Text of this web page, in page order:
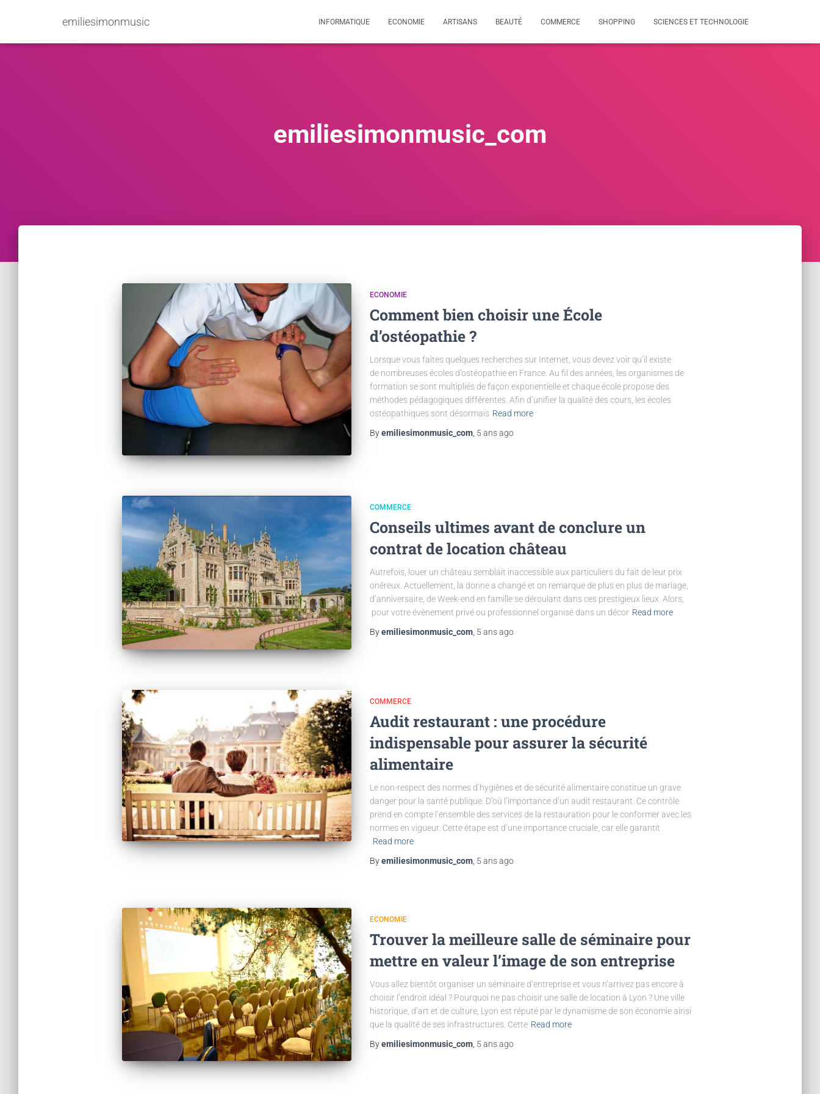
emiliesimonmusic INFORMATIQUE ECONOMIE ARTISANS BEAUTÉ COMMERCE SHOPPING SCIENCES ET TECHNOLOGIE
emiliesimonmusic_com
ECONOMIE
Comment bien choisir une École
d’ostéopathie ?
Lorsque vous faites quelques recherches sur Internet, vous devez voir qu’il existe
de nombreuses écoles d’ostéopathie en France. Au fil des années, les organismes de
formation se sont multipliés de façon exponentielle et chaque école propose des
méthodes pédagogiques différentes. Afin d’unifier la qualité des cours, les écoles
ostéopathiques sont désormais Read more
Byemiliesimonmusic_com, 5 ansago
COMMERCE
Conseils ultimes avant de conclure un
contrat de location château
Autrefois, louer un château semblait inaccessible aux particuliers du fait de leur prix
onéreux. Actuellement, la donne a changé et on remarque de plus en plus de mariage,
d’anniversaire, de Week-end en famille se déroulant dans ces prestigieux lieux. Alors,
pour votre évènement privé ou professionnel organisé dans un décor Read more
Byemiliesimonmusic_com, 5 ansago
COMMERCE
Audit restaurant : une procédure
indispensable pour assurer la sécurité
alimentaire
Le non-respect des normes d’hygiènes et de sécurité alimentaire constitue un grave
danger pour la santé publique. D’où l’importance d’un audit restaurant. Ce contrôle
prend en compte l’ensemble des services de la restauration pour le conformer avec les
normes en vigueur. Cette étape est d’une importance cruciale, car elle garantit
Read more
Byemiliesimonmusic_com, 5 ansago
ECONOMIE
Trouver la meilleure salle de séminaire pour
mettre en valeur l’image de son entreprise
Vous allez bientôt organiser un séminaire d’entreprise et vous n’arrivez pas encore à
choisir l’endroit idéal ? Pourquoi ne pas choisir une salle de location à Lyon ? Une ville
historique, d’art et de culture, Lyon est réputé par le dynamisme de son économie ainsi
que la qualité de ses infrastructures. Cette Read more
Byemiliesimonmusic_com, 5 ansago